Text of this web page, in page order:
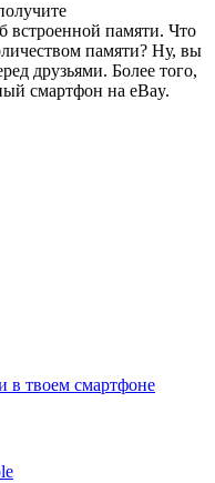
памяти. Что
памяти? Ну, вы
друзьями. Более того,
смартфон на eBay.
в твоем смартфоне